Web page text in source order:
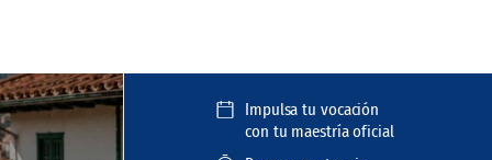
Impulsa tu vocación
con tu maestría oficial